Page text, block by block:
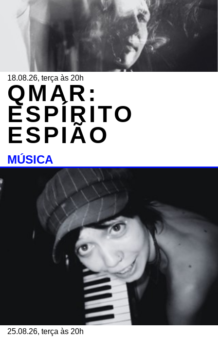
18.08.26, terça às 20h
QMAR:
ESPÍRITO
ESPIÃO
MÚSICA
25.08.26, terça às 20h